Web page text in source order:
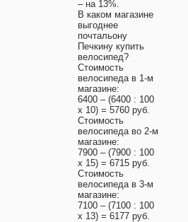
– на 13%.
В каком магазине
выгоднее
почтальону
Печкину купить
велосипед?
Стоимость
велосипеда в 1-м
магазине:
6400 – (6400 : 100
х 10) = 5760 руб.
Стоимость
велосипеда во 2-м
магазине:
7900 – (7900 : 100
х 15) = 6715 руб.
Стоимость
велосипеда в 3-м
магазине:
7100 – (7100 : 100
х 13) = 6177 руб.